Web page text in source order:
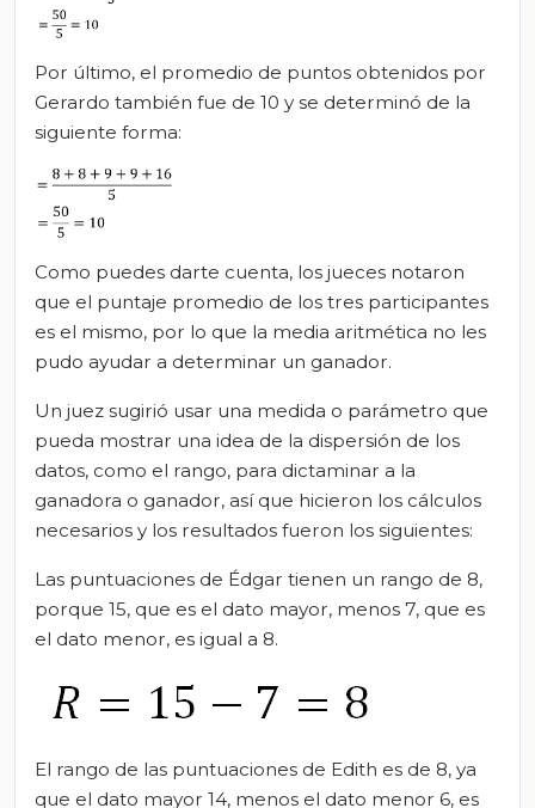
Por último, el promedio de puntos obtenidos por
Gerardo también fue de 10 y se determinó de la
siguiente forma:
Como puedes darte cuenta, los jueces notaron
que el puntaje promedio de los tres participantes
es el mismo, por lo que la media aritmética no les
pudo ayudar a determinar un ganador.
Un juez sugirió usar una medida o parámetro que
pueda mostrar una idea de la dispersión de los
datos, como el rango, para dictaminar a la
ganadora o ganador, así que hicieron los cálculos
necesarios y los resultados fueron los siguientes:
Las puntuaciones de Édgar tienen un rango de 8,
porque 15, que es el dato mayor, menos 7, que es
el dato menor, es igual a 8.
El rango de las puntuaciones de Edith es de 8, ya
que el dato mayor 14, menos el dato menor 6, es